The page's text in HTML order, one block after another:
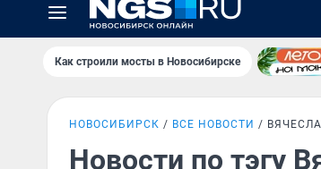
Как строили мосты в Новосибирске
НОВОСИБИРСК ВСЕ НОВОСТИ
Новости по тэгу